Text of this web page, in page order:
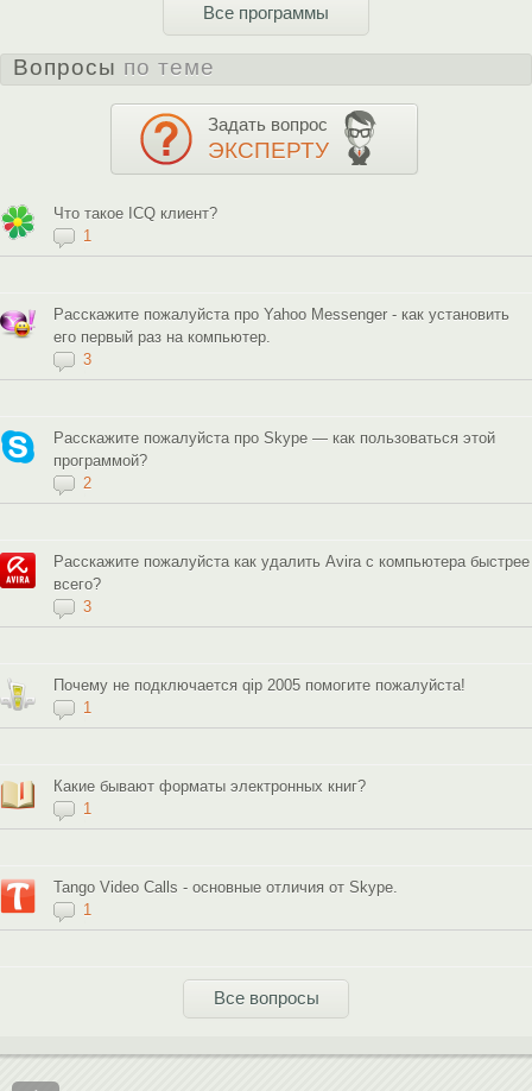
Все программы
Вопросы по теме
Задать вопрос
ЭКСПЕРТУ
Что такое ICQ клиент?
1
Расскажите пожалуйста про Yahoo Messenger - как установить
его первый раз на компьютер.
3
Расскажите пожалуйста про Skype — как пользоваться этой
программой?
2
Расскажите пожалуйста как удалить Avira с компьютера быстрее
всего?
3
Почему не подключается qip 2005 помогите пожалуйста!
1
Какие бывают форматы электронных книг?
1
Tango Video Calls - основные отличия от Skype.
1
Все вопросы